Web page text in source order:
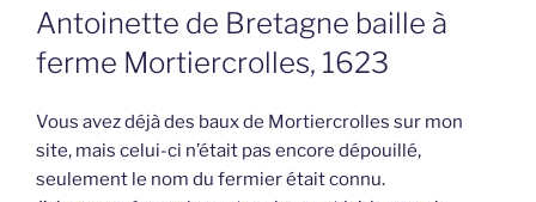
LE
Antoinette de Bretagne baille à
ferme Mortiercrolles, 1623
Vous avez déjà des baux de Mortiercrolles sur mon
site, mais celui-ci n’était pas encore dépouillé,
seulement le nom du fermier était connu.